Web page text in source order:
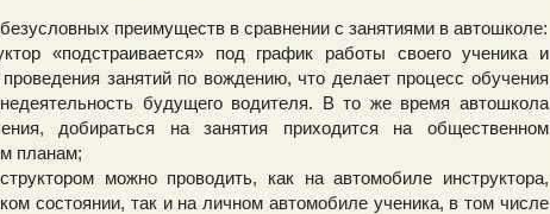
преимуществ в сравнении с занятиями в автошколе:
«подстраивается» под график работы своего ученика и
занятий по вождению, что делает процесс обучения
будущего водителя. В то же время автошкола
добираться на занятия приходится на общественном
планам;
можно проводить, как на автомобиле инструктора,
состоянии, так и на личном автомобиле ученика, в том числе